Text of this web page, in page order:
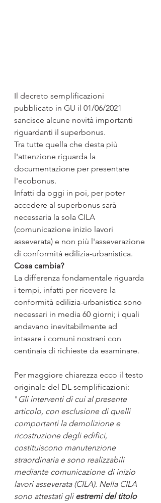
Il decreto semplificazioni
pubblicato in GU il 01/06/2021
sancisce alcune novità importanti
riguardanti il superbonus.
Tra tutte quella che desta più
l'attenzione riguarda la
documentazione per presentare
l'ecobonus.
Infatti da oggi in poi, per poter
accedere al superbonus sarà
necessaria la sola CILA
(comunicazione inizio lavori
asseverata) e non più l'asseverazione
di conformità edilizia-urbanistica.
Cosa cambia?
La differenza fondamentale riguarda
i tempi, infatti per ricevere la
conformità edilizia-urbanistica sono
necessari in media 60 giorni; i quali
andavano inevitabilmente ad
intasare i comuni nostrani con
centinaia di richieste da esaminare.
Per maggiore chiarezza ecco il testo
originale del DL semplificazioni:
" Gli interventi di cui al presente
articolo, con esclusione di quelli
comportanti la demolizione e
ricostruzione degli edifici,
costituiscono manutenzione
straordinaria e sono realizzabili
mediante comunicazione di inizio
lavori asseverata (CILA). Nella CILA
sono attestati gli estremi del titolo